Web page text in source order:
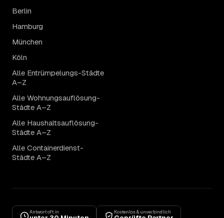
Berlin
Hamburg
München
Köln
Alle Entrümpelungs-Städte
A–Z
Alle Wohnungsauflösung-
Städte A–Z
Alle Haushaltsauflösung-
Städte A–Z
Alle Containerdienst-
Städte A–Z
Antwort oft in Kostenlos & unverbindlich